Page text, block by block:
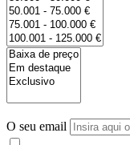
O seu email